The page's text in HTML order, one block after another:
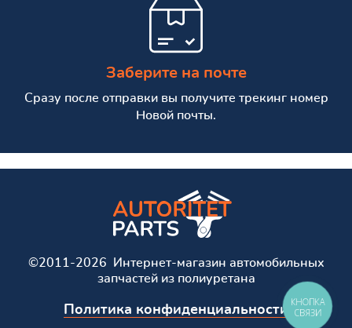
Заберите на почте
Сразу после отправки вы получите трекинг номер
Новой почты.
©2011-2026 Интернет-магазин автомобильных
запчастей из полиуретана
Политика конфиденциальности
КНОПКА
СВЯЗИ